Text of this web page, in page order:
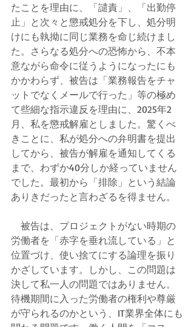
たことを理由に、「譴責」、「出勤停
止」と次々と懲戒処分を下し、処分明
けにも執拗に同じ業務を命じ続けまし
た。さらなる処分への恐怖から、不本
意ながら命令に従うようになったにも
かかわらず、被告は「業務報告をチャ
ットでなくメールで行った」等の極め
て些細な指示違反を理由に、2025年2
月、私を懲戒解雇としました。驚くべ
きことに、私が処分への弁明書を提出
してから、被告が解雇を通知してくる
まで、わずか40分しか経っていません
でした。最初から「排除」という結論
ありきだったと言わざるを得ません。
被告は、プロジェクトがない時期の
労働者を「赤字を垂れ流している」と
位置づけ、使い捨てにする論理を振り
かざしています。しかし、この問題は
決して私一人の問題ではありません。
待機期間に入った労働者の権利や尊厳
が守られるのかという、IT業界全体にも